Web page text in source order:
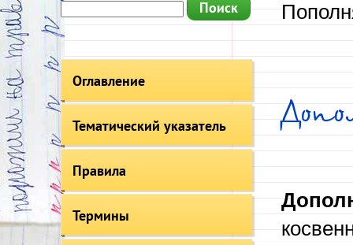
Оглавление
Тематический указатель
Правила
Термины